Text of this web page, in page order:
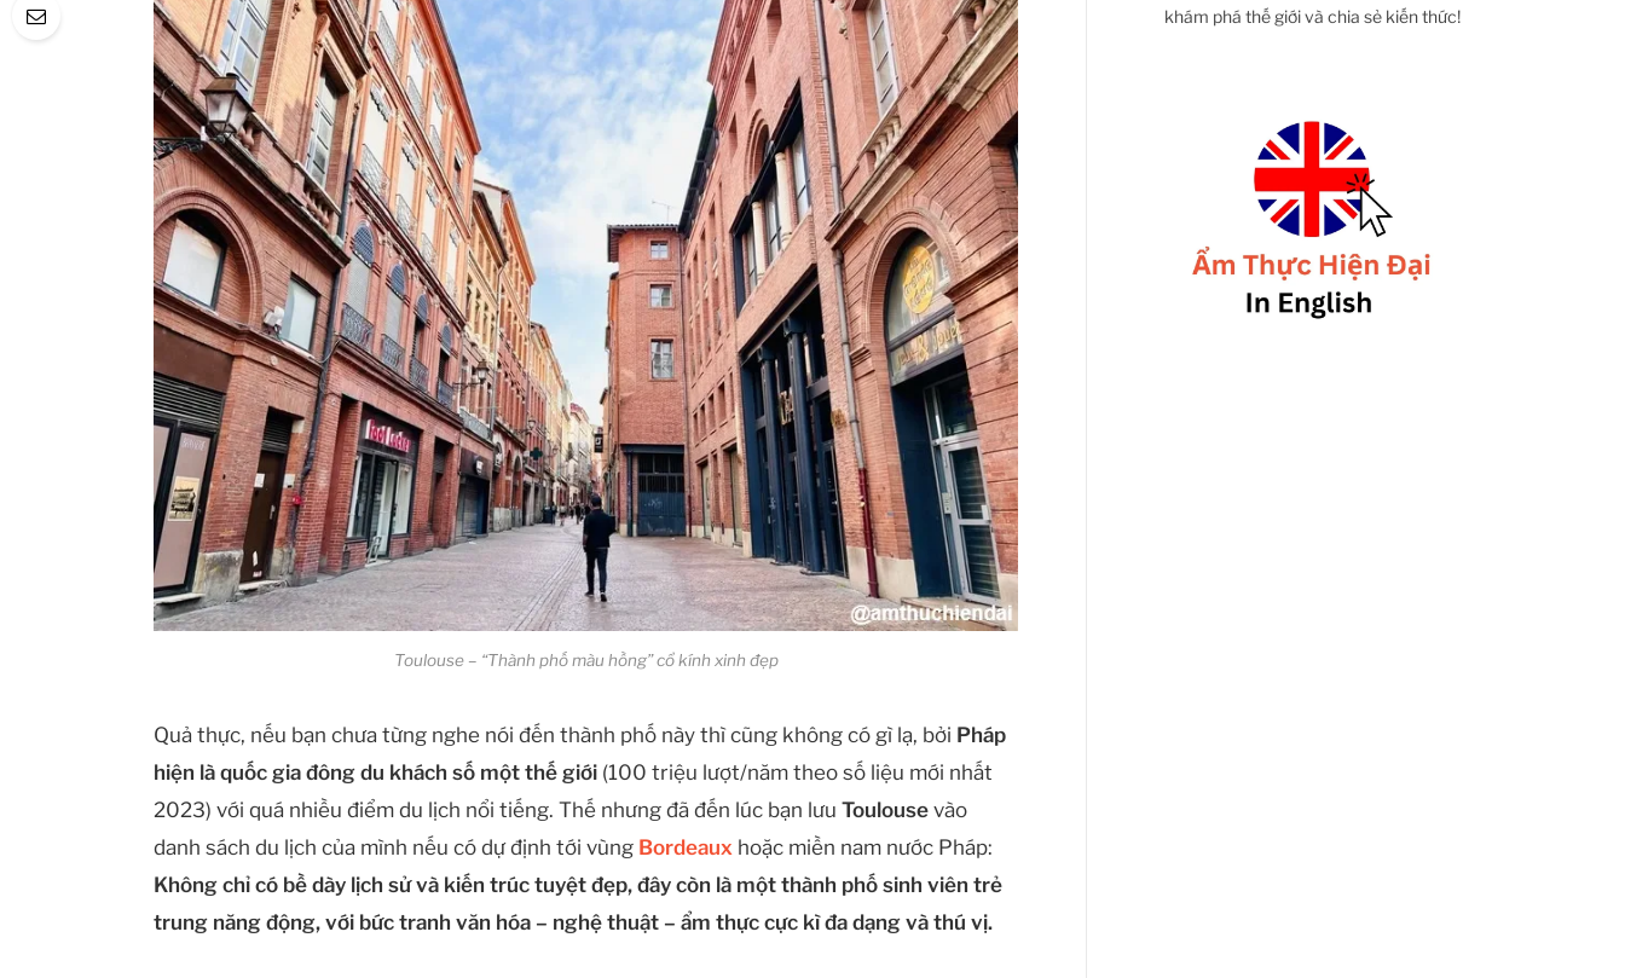
Toulouse – “Thành phố màu hồng” cổ kính xinh đẹp
Quả thực, nếu bạn chưa từng nghe nói đến thành phố này thì cũng không có gì lạ, bởi Pháp
hiện là quốc gia đông du khách số một thế giới (100 triệu lượt/năm theo số liệu mới nhất
2023) với quá nhiều điểm du lịch nổi tiếng. Thế nhưng đã đến lúc bạn lưuToulouse vào
danh sách du lịch của mình nếu có dự định tới vùng Bordeaux hoặc miền nam nước Pháp:
Không chỉ có bề dày lịch sử và kiến trúc tuyệt đẹp, đây còn là một thành phố sinh viên trẻ
trung năng động, với bức tranh văn hóa – nghệ thuật – ẩm thực cực kì đa dạng và thú vị.
khám phá thế giới và chia sẻ kiến thức!